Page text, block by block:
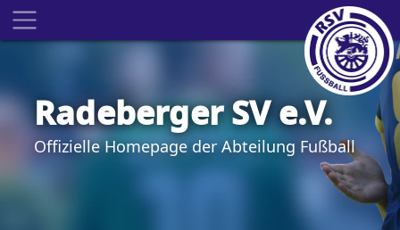
Radeberger SV e.V.
Offizielle Homepage der Abteilung Fußball